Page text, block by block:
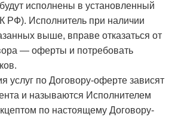
исполнены в установленный
РФ). Исполнитель при наличии
выше, вправе отказаться от
— оферты и потребовать
услуг по Договору-оферте зависят
и называются Исполнителем
по настоящему Договору-